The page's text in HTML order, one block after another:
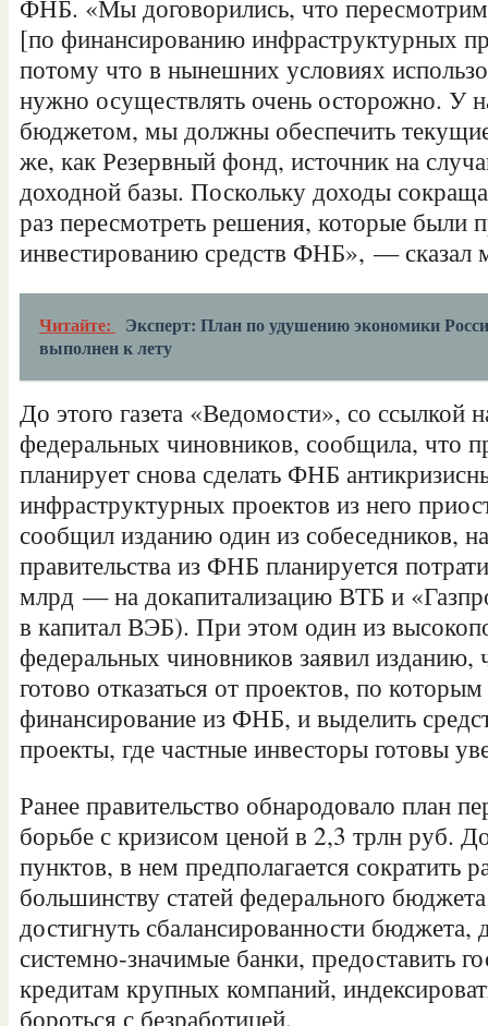
ФНБ. «Мы договорились, что
[по финансированию инфраструктурных
потому что в нынешних условиях
нужно осуществлять очень осторожно. У
бюджетом, мы должны обеспечить
же, как Резервный фонд, источник на
доходной базы. Поскольку доходы
раз пересмотреть решения, которые были
инвестированию средств ФНБ», — сказал
Читайте:
Эксперт: План по удушению экономики
выполнен к лету
До этого газета «Ведомости», со ссылкой
федеральных чиновников, сообщила, что
планирует снова сделать ФНБ
инфраструктурных проектов из него
сообщил изданию один из собеседников,
правительства из ФНБ планируется
млрд — на докапитализацию ВТБ и
в капитал ВЭБ). При этом один из
федеральных чиновников заявил изданию,
готово отказаться от проектов, по
финансирование из ФНБ, и выделить
проекты, где частные инвесторы готовы
Ранее правительство обнародовало план
борьбе с кризисом ценой в 2,3 трлн руб.
пунктов, в нем предполагается сократить
большинству статей федерального
достигнуть сбалансированности бюджета,
системно-значимые банки, предоставить
кредитам крупных компаний,
бороться с безработицей.